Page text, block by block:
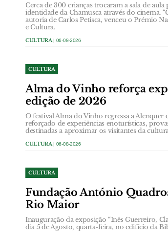
Cerca de 300 crianças trocaram a sala de
identidade da Chamusca através do cinema.
autoria de Carlos Petisca, venceu o Prémio
e Cultura.
CULTURA | 06-08-2026
CULTURA
Alma do Vinho reforça
edição de 2026
O festival Alma do Vinho regressa a
reforçado de experiências enoturísticas,
destinadas a aproximar os visitantes da
CULTURA | 06-08-2026
CULTURA
Fundação António
Rio Maior
Inauguração da exposição “Inês Guerreiro,
dia 5 de Agosto, quarta-feira, no edifício da